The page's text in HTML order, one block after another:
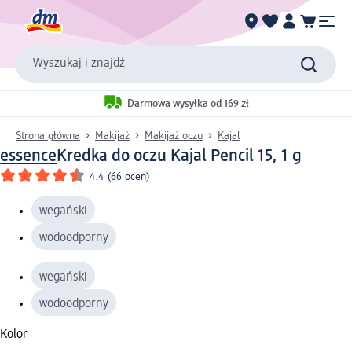
Wyszukaj i znajdź
Darmowa wysyłka od 169 zł
Strona główna Makijaż Makijaż oczu Kajal
essence Kredka do oczu Kajal Pencil 15, 1 g
4.4 (66 ocen)
wegański
wodoodporny
wegański
wodoodporny
Kolor